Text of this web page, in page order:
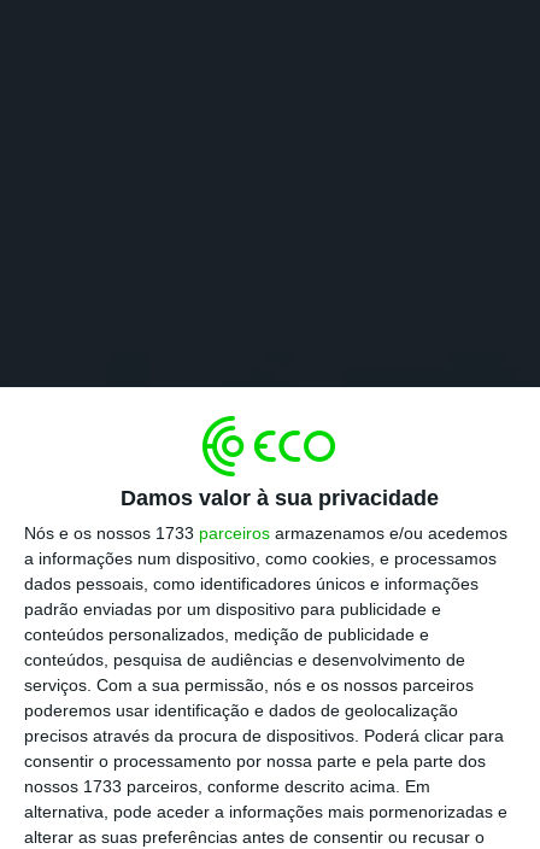
Damos valor à sua privacidade
Nós e os nossos 1733 parceiros armazenamos e/ou acedemos
a informações num dispositivo, como cookies, e processamos
dados pessoais, como identificadores únicos e informações
padrão enviadas por um dispositivo para publicidade e
conteúdos personalizados, medição de publicidade e
conteúdos, pesquisa de audiências e desenvolvimento de
serviços. Com a sua permissão, nós e os nossos parceiros
poderemos usar identificação e dados de geolocalização
precisos através da procura de dispositivos. Poderá clicar para
consentir o processamento por nossa parte e pela parte dos
nossos 1733 parceiros, conforme descrito acima. Em
alternativa, pode aceder a informações mais pormenorizadas e
alterar as suas preferências antes de consentir ou recusar o